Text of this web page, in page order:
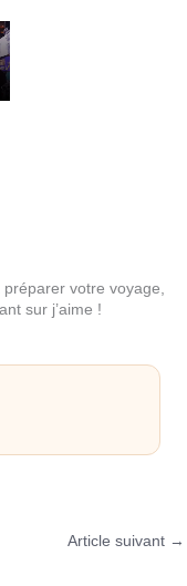
votre voyage,
sur j’aime !
Article suivant →